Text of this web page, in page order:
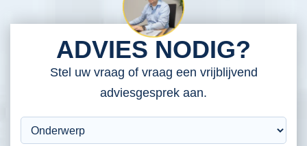
ADVIES NODIG?
Stel uw vraag of vraag een vrijblijvend
adviesgesprek aan.